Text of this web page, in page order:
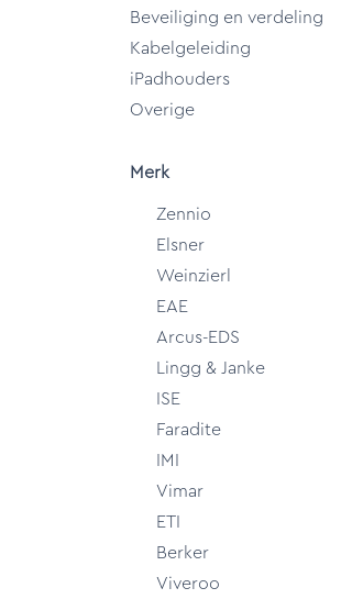
Beveiliging en verdeling
Kabelgeleiding
iPadhouders
Overige
Merk
Zennio
Elsner
Weinzierl
EAE
Arcus-EDS
Lingg & Janke
ISE
Faradite
IMI
Vimar
ETI
Berker
Viveroo